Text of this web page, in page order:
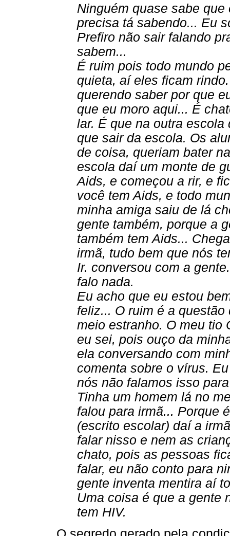
Ninguém quase sabe
precisa tá sabendo... Eu
Prefiro não sair falando
sabem...
É ruim pois todo mundo
quieta, aí eles ficam
querendo saber por que
que eu moro aqui... É
lar. É que na outra
que sair da escola. Os
de coisa, queriam bater
escola daí um monte de
Aids, e começou a rir, e
você tem Aids, e todo
minha amiga saiu de lá
gente também, porque a
também tem Aids...
irmã, tudo bem que nós
Ir. conversou com a
falo nada.
Eu acho que eu estou
feliz... O ruim é a
meio estranho. O meu tio
eu sei, pois ouço da
ela conversando com
comenta sobre o vírus.
nós não falamos isso
Tinha um homem lá no
falou para irmã... Porque
(escrito escolar) daí a
falar nisso e nem as
chato, pois as pessoas
falar, eu não conto para
gente inventa mentira aí
Uma coisa é que a gente
tem HIV.